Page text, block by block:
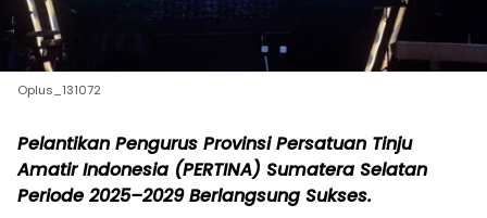
Oplus_131072
Pelantikan Pengurus Provinsi Persatuan Tinju
Amatir Indonesia (PERTINA) Sumatera Selatan
Periode 2025–2029 Berlangsung Sukses.